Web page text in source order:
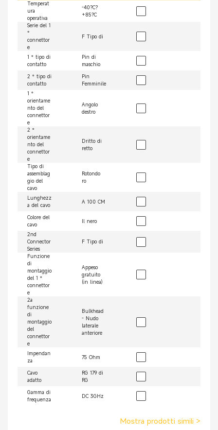
Temperat
ura
operativa
-40?C?
+85?C
Serie del 1
°
connettor
e
F Tipo di
1 ° tipo di
contatto
Pin di
maschio
2 ° tipo di
contatto
Pin
Femminile
1 °
orientame
nto del
connettor
e
Angolo
destro
2 °
orientame
nto del
connettor
e
Dritto di
retto
Tipo di
assemblag
gio del
cavo
Rotondo
ro
Lunghezz
a del cavo
A 100 CM
Colore del
cavo
Il nero
2nd
Connector
Series
F Tipo di
Funzione
di
montaggio
del 1 °
connettor
e
Appeso
gratuito
(in linea)
2a
funzione
di
montaggio
del
connettor
e
Bulkhead
- Nudo
laterale
anteriore
Impendan
za
75 Ohm
Cavo
adatto
RG 179 di
RG
Gamma di
frequenza
DC 3GHz
Mostra prodotti simili >